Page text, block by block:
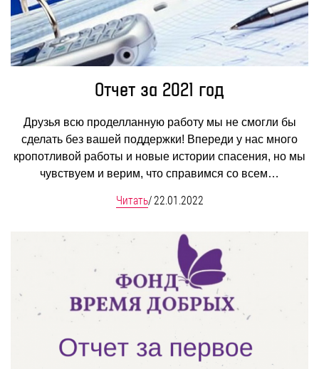
Отчет за 2021 год
Друзья всю проделланную работу мы не смогли бы
сделать без вашей поддержки! Впереди у нас много
кропотливой работы и новые истории спасения, но мы
чувствуем и верим, что справимся со всем…
Читать/22.01.2022